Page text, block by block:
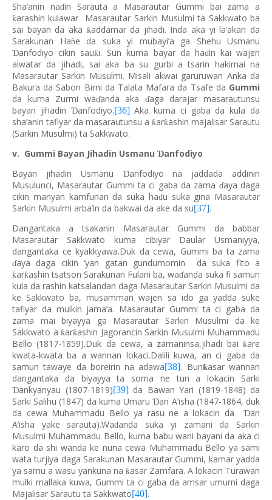
Sha’anin naɗin Sarauta a Masarautar Gummi bai zama a
ƙarashin kulawar Masarautar Sarkin Musulmi ta Sakkwato ba
sai bayan da aka ƙaddamar da jihadi. Inda aka yi la’akari da
Sarakunan Haɓe da suka yi mubayi’a ga Shehu Usmanu
Ɗanfodiyo cikin sauƙi. Sun kuma bayar da haɗin kai wajen
aiwatar da jihadi, sai aka ba su gurbi a tsarin hakimai na
Masarautar Sarkin Musulmi. Misali akwai garuruwan Anka da
Bakura da Sabon Birni da Talata Mafara da Tsafe da Gummi
da kuma Zurmi waɗanda aka ɗaga darajar masarautunsu
bayan jihadin Ɗanfodiyo.[36]Aka kuma ci gaba da kula da
sha’anin tafiyar da masarautunsu a ƙarƙashin majalisar Sarautu
(Sarkin Musulmi) ta Sakkwato.
v. Gummi Bayan Jihadin Usmanu Ɗanfodiyo
Bayan jihadin Usmanu Ɗanfodiyo na jaddada addinin
Musulunci, Masarautar Gummi ta ci gaba da zama ɗaya daga
cikin manyan kamfunan da suka haɗu suka gina Masarautar
Sarkin Musulmi arba’in da bakwai da ake da su[37].
Dangantaka a tsakanin Masarautar Gummi da babbar
Masarautar Sakkwato kuma cibiyar Daular Usmaniyya,
dangantaka ce kyakkyawa.Duk da cewa, Gummi ba ta zama
ɗaya daga cikin ‘yan gatan gundumomin da suka fito a
ƙarƙashin tsatson Sarakunan Fulani ba, waɗanda suka fi samun
kula da rashin katsalandan daga Masarautar Sarkin Musulmi da
ke Sakkwato ba, musamman wajen sa ido ga yadda suke
tafiyar da mulkin jama’a. Masarautar Gummi ta ci gaba da
zama mai biyayya ga Masarautar Sarkin Musulmi da ke
Sakkwato a ƙarƙashin Jagorancin Sarkin Musulmi Muhammadu
Bello (1817-1859).Duk da cewa, a zamaninsa,jihadi bai ƙare
kwata-kwata ba a wannan lokaci.Dalili kuwa, an ci gaba da
samun tawaye da boreirin na adawa[38]. Bunƙasar wannan
dangantaka da biyayya ta soma ne tun a lokacin Sarki
Ɗankyanyau (1807-1819)[39]da Bawan Yari (1819-1848) da
Sarki Salihu (1847) da kuma UmaruƊan A’isha (1847-1864, duk
da cewa Muhammadu Bello ya rasu ne a lokacin da Ɗan
A’isha yake sarauta).Waɗanda suka yi zamani da Sarkin
Musulmi Muhammadu Bello, kuma babu wani bayani da aka ci
karo da shi wanda ke nuna cewa Muhammadu Bello ya sami
wata turjiya daga Sarakunan Masarautar Gummi, kamar yadda
ya samu a wasu yankuna na ƙasar Zamfara. A lokacin Turawan
mulki mallaka kuwa, Gummi ta ci gaba da amsar umurni daga
Majalisar Sarautu ta Sakkwato[40].